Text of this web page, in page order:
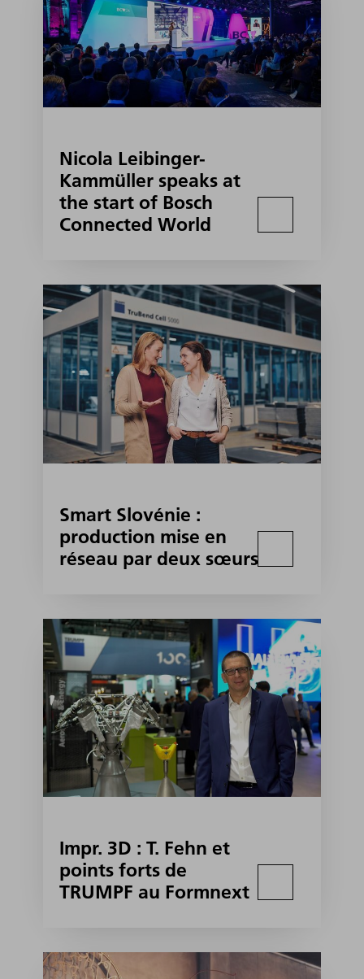
Nicola Leibinger-
Kammüller speaks at
the start of Bosch
Connected World
Smart Slovénie :
production mise en
réseau par deux sœurs
Impr. 3D : T. Fehn et
points forts de
TRUMPF au Formnext